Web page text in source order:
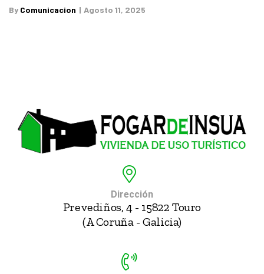
By Comunicacion Agosto 11, 2025
Dirección
Prevediños, 4 - 15822 Touro
(A Coruña - Galicia)